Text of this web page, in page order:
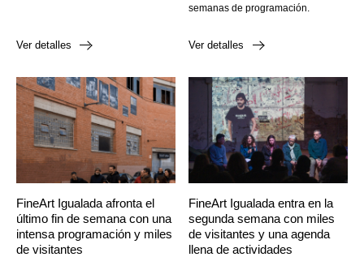
Ver detalles
semanas de programación.
Ver detalles
FineArt Igualada afronta el
último fin de semana con una
intensa programación y miles
de visitantes
FineArt Igualada entra en la
segunda semana con miles
de visitantes y una agenda
llena de actividades